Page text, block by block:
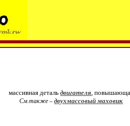
массивная детальдвигателя,
См.также – двухмассовый маховик